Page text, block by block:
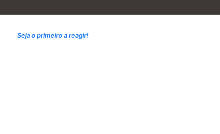
Seja o primeiro a reagir!